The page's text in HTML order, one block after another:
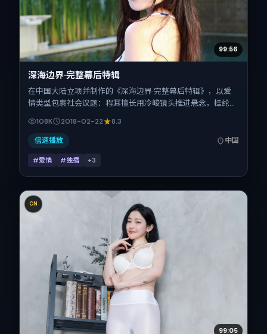
99:56
深海边界·完整幕后特辑
在中国大陆立项并制作的《深海边界·完整幕后特辑》，以爱
情类型包裹社会议题：程耳擅长用冷峻镜头推进悬念，桂纶
时间：2018-02-22；片长145分钟；适合关注现实质感与类
型片结构的观众。
108K 2018-02-22 8.3
倍速播放 中国
#爱情 #独播 +3
CN
99:05